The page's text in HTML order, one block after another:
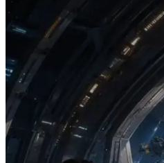
2026.07.04